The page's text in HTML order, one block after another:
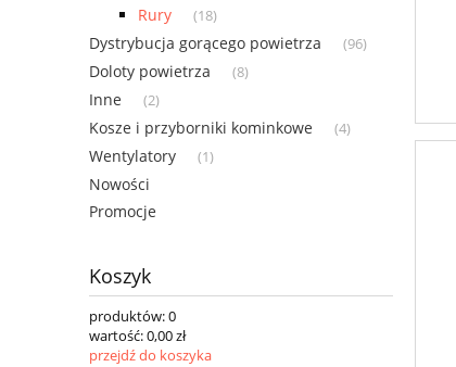
Rury (18)
Dystrybucja gorącego powietrza (96)
Doloty powietrza (8)
Inne (2)
Kosze i przyborniki kominkowe (4)
Wentylatory (1)
Nowości
Promocje
Koszyk
produktów:0
wartość:0,00 zł
przejdź do koszyka